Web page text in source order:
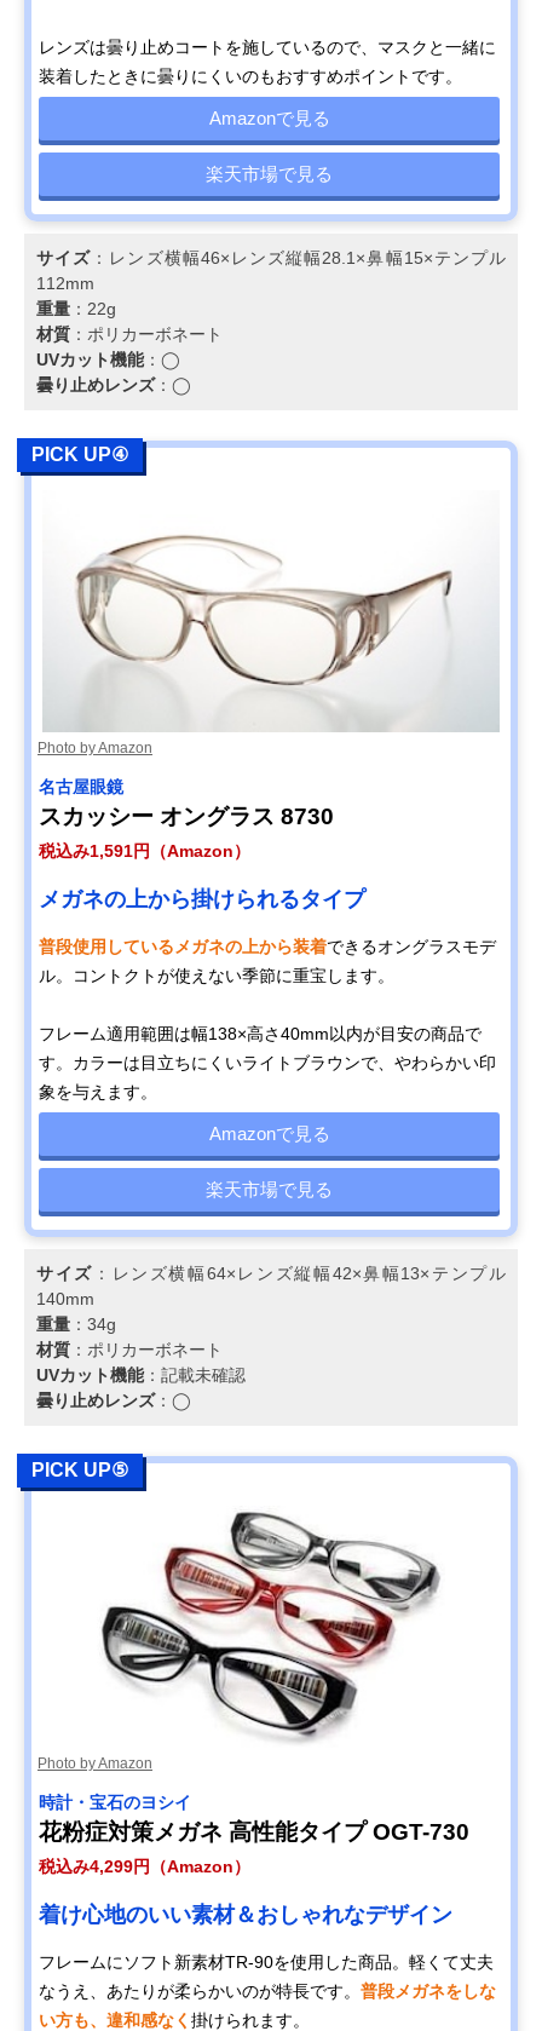
レンズは曇り止めコートを施しているので、マスクと一緒に
装着したときに曇りにくいのもおすすめポイントです。
Amazonで見る
楽天市場で見る
サイズ ：レンズ横幅46×レンズ縦幅28.1×鼻幅15×テンプル
112mm
重量 ：22g
材質 ：ポリカーボネート
UVカット機能：◯
曇り止めレンズ：◯
PICK UP④
Photo by Amazon
名古屋眼鏡
スカッシー オングラス 8730
税込み1,591円（Amazon）
メガネの上から掛けられるタイプ
普段使用しているメガネの上から装着できるオングラスモデ
ル。コントクトが使えない季節に重宝します。
フレーム適用範囲は幅138×高さ40mm以内が目安の商品で
す。カラーは目立ちにくいライトブラウンで、やわらかい印
象を与えます。
Amazonで見る
楽天市場で見る
サイズ ：レンズ横幅64×レンズ縦幅42×鼻幅13×テンプル
140mm
重量 ：34g
材質 ：ポリカーボネート
UVカット機能：記載未確認
曇り止めレンズ：◯
PICK UP⑤
Photo by Amazon
時計・宝石のヨシイ
花粉症対策メガネ 高性能タイプ OGT-730
税込み4,299円（Amazon）
着け心地のいい素材＆おしゃれなデザイン
フレームにソフト新素材TR-90を使用した商品。軽くて丈夫
なうえ、あたりが柔らかいのが特長です。 普段メガネをしな
い方も、違和感なく 掛けられます。